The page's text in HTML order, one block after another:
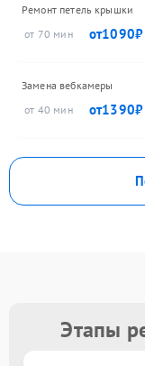
Ремонт петель крышки
70
1090
Замена вебкамеры
40
1390
Этапы